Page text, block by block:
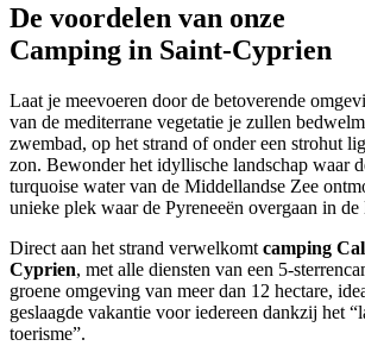
De voordelen van onze
Camping in Saint-Cyprien
Laat je meevoeren door de betoverende
van de mediterrane vegetatie je zullen
zwembad, op het strand of onder een strohut
zon. Bewonder het idyllische landschap waar
turquoise water van de Middellandse Zee
unieke plek waar de Pyreneeën overgaan in
Direct aan het strand verwelkomt camping
Cyprien, met alle diensten van een 5-
groene omgeving van meer dan 12 hectare,
geslaagde vakantie voor iedereen dankzij het
toerisme”.